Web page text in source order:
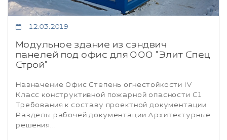
12.03.2019
Модульное здание из сэндвич
панелей под офис для ООО "Элит Спец
Строй"
Назначение Офис Степень огнестойкости IV
Класс конструктивной пожарной опасности С1
Требования к составу проектной документации
Разделы рабочей документации Архитектурные
решения...